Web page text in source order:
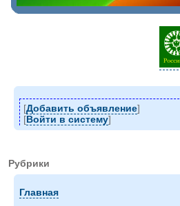
[Добавить объявление]
[Войти в систему]
Рубрики
Главная